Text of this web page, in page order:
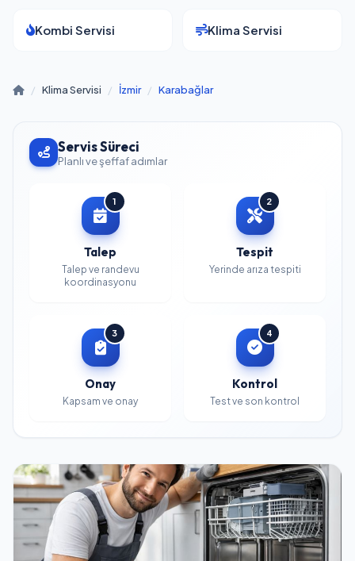
Kombi Servisi Klima Servisi
/ Klima Servisi / İzmir / Karabağlar
Servis Süreci
Planlı ve şeffaf adımlar
1
Talep
Talep ve randevu
koordinasyonu
2
Tespit
Yerinde arıza tespiti
3
Onay
Kapsam ve onay
4
Kontrol
Test ve son kontrol